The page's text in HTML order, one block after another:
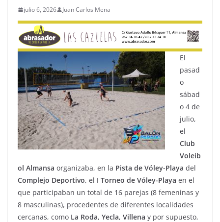
julio 6, 2026 Juan Carlos Mena
El
pasad
o
sábad
o 4 de
julio,
el
Club
Voleib
ol Almansa organizaba, en la Pista de Vóley-Playa del
Complejo Deportivo, el I Torneo de Vóley-Playa en el
que participaban un total de 16 parejas (8 femeninas y
8 masculinas), procedentes de diferentes localidades
cercanas, como La Roda, Yecla, Villena y por supuesto,